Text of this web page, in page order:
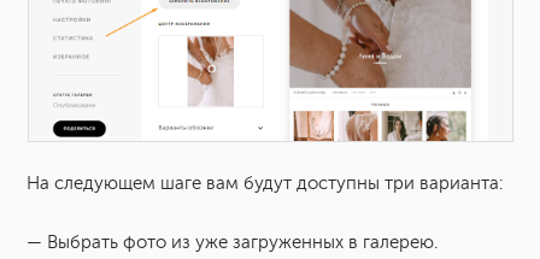
На следующем шаге вам будут доступны три варианта:
— Выбрать фото из уже загруженных в галерею.